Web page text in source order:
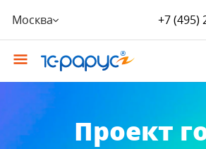
Москва +7 (495)
Проект